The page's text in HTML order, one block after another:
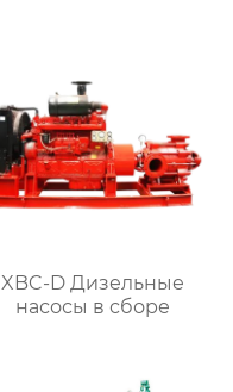
XBC-D Дизельные
насосы в сборе